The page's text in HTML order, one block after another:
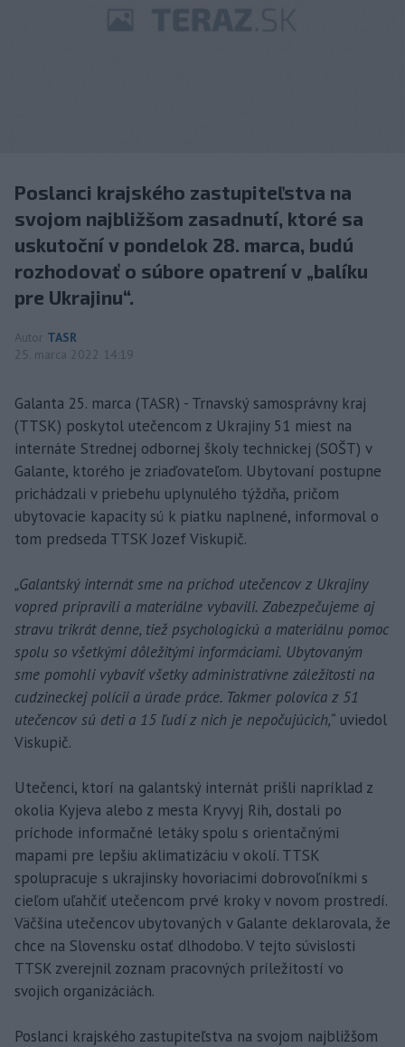
Poslanci krajského zastupiteľstva na
svojom najbližšom zasadnutí, ktoré sa
uskutoční v pondelok 28. marca, budú
rozhodovať o súbore opatrení v „balíku
pre Ukrajinu“.
Autor TASR
25. marca 2022 14:19
Galanta 25. marca (TASR) - Trnavský samosprávny kraj
(TTSK) poskytol utečencom z Ukrajiny 51 miest na
internáte Strednej odbornej školy technickej (SOŠT) v
Galante, ktorého je zriaďovateľom. Ubytovaní postupne
prichádzali v priebehu uplynulého týždňa, pričom
ubytovacie kapacity sú k piatku naplnené, informoval o
tom predseda TTSK Jozef Viskupič.
„Galantský internát sme na príchod utečencov z Ukrajiny
vopred pripravili a materiálne vybavili. Zabezpečujeme aj
stravu trikrát denne, tiež psychologickú a materiálnu pomoc
spolu so všetkými dôležitými informáciami. Ubytovaným
sme pomohli vybaviť všetky administratívne záležitosti na
cudzineckej polícii a úrade práce. Takmer polovica z 51
utečencov sú deti a 15 ľudí z nich je nepočujúcich,“ uviedol
Viskupič.
Utečenci, ktorí na galantský internát prišli napríklad z
okolia Kyjeva alebo z mesta Kryvyj Rih, dostali po
príchode informačné letáky spolu s orientačnými
mapami pre lepšiu aklimatizáciu v okolí. TTSK
spolupracuje s ukrajinsky hovoriacimi dobrovoľníkmi s
cieľom uľahčiť utečencom prvé kroky v novom prostredí.
Väčšina utečencov ubytovaných v Galante deklarovala, že
chce na Slovensku ostať dlhodobo. V tejto súvislosti
TTSK zverejnil zoznam pracovných príležitostí vo
svojich organizáciách.
Poslanci krajského zastupiteľstva na svojom najbližšom